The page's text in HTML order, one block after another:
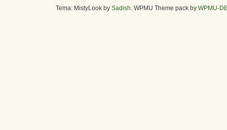
Tema: MistyLook by Sadish . WPMU Theme pack by WPMU-